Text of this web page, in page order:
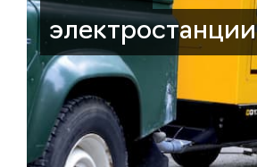
электростанции